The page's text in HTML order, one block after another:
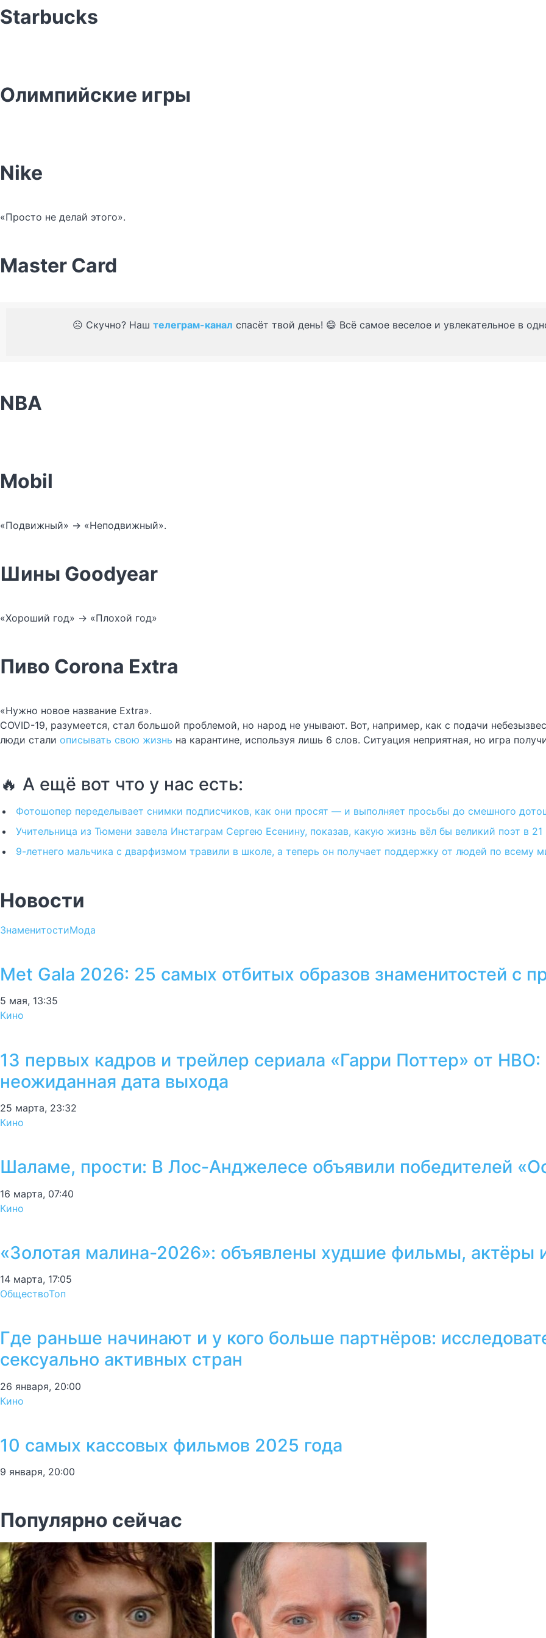
Starbucks
Олимпийские игры
Nike
«Просто не делай этого».
Master Card
☹️ Скучно? Наш телеграм-канал спасёт твой день! 😄 Всё самое веселое и увлекательное в
NBA
Mobil
«Подвижный» -> «Неподвижный».
Шины Goodyear
«Хороший год» -> «Плохой год»
Пиво Corona Extra
«Нужно новое название Extra».
COVID-19, разумеется, стал большой проблемой, но народ не унывают. Вот, например, как с подачи
люди стали описывать свою жизнь на карантине, используя лишь 6 слов. Ситуация неприятная, но игра
🔥 А ещё вот что у нас есть:
Фотошопер переделывает снимки подписчиков, как они просят — и выполняет просьбы до смешного
Учительница из Тюмени завела Инстаграм Сергею Есенину, показав, какую жизнь вёл бы великий поэт в 21
9-летнего мальчика с дварфизмом травили в школе, а теперь он получает поддержку от людей по всему
Новости
ЗнаменитостиМода
Met Gala 2026: 25 самых отбитых образов знаменитостей с
5 мая, 13:35
Кино
13 первых кадров и трейлер сериала «Гарри Поттер» от
неожиданная дата выхода
25 марта, 23:32
Кино
Шаламе, прости: В Лос-Анджелесе объявили победителей
16 марта, 07:40
Кино
«Золотая малина-2026»: объявлены худшие фильмы, актёры
14 марта, 17:05
ОбществоТоп
Где раньше начинают и у кого больше партнёров:
сексуально активных стран
26 января, 20:00
Кино
10 самых кассовых фильмов 2025 года
9 января, 20:00
Популярно сейчас